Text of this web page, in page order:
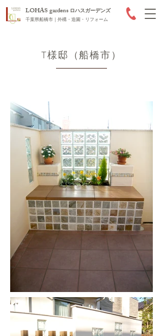
LOHAS gardens ロハスガーデンズ
千葉県船橋市｜外構・造園・リフォーム
T様邸（船橋市）